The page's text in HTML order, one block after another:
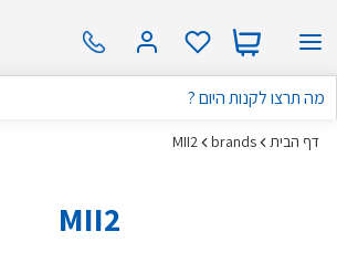
דף הבית brands
MII2
MII2